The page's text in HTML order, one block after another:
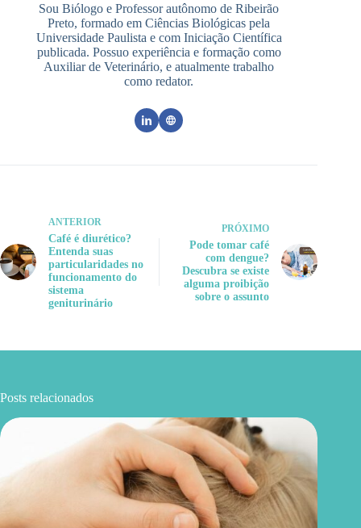
Sou Biólogo e Professor autônomo de Ribeirão
Preto, formado em Ciências Biológicas pela
Universidade Paulista e com Iniciação Científica
publicada. Possuo experiência e formação como
Auxiliar de Veterinário, e atualmente trabalho
como redator.
ANTERIOR
Café é diurético?
Entenda suas
particularidades no
funcionamento do
sistema
geniturinário
PRÓXIMO
Pode tomar café
com dengue?
Descubra se existe
alguma proibição
sobre o assunto
Posts relacionados